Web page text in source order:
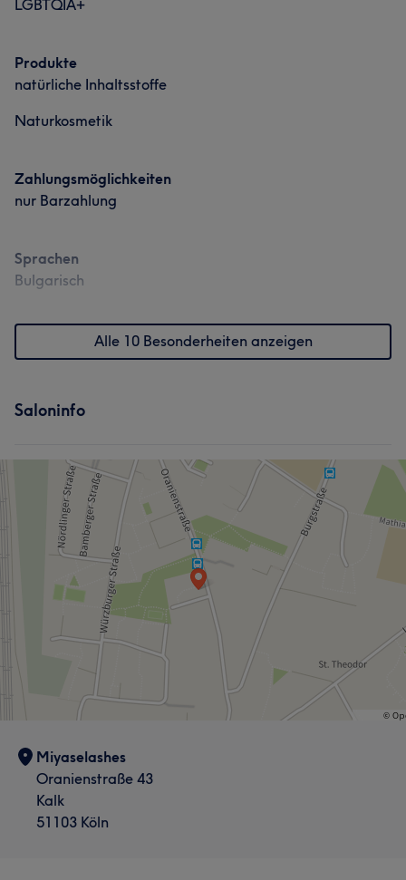
LGBTQIA+
Produkte
natürliche Inhaltsstoffe
Naturkosmetik
Zahlungsmöglichkeiten
nur Barzahlung
Sprachen
Bulgarisch
Alle 10 Besonderheiten anzeigen
Saloninfo
Miyaselashes
Oranienstraße 43
Kalk
51103 Köln